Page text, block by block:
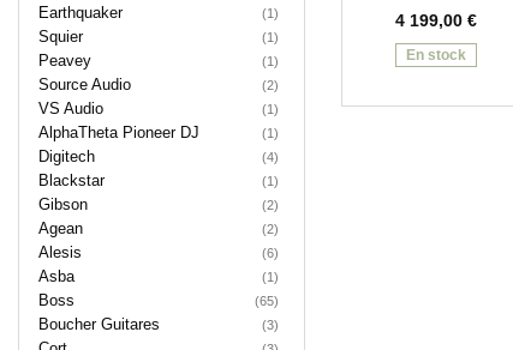
Earthquaker (1)
Squier (1)
Peavey (1)
Source Audio (2)
VS Audio (1)
AlphaTheta Pioneer DJ (1)
Digitech (4)
Blackstar (1)
Gibson (2)
Agean (2)
Alesis (6)
Asba (1)
Boss (65)
Boucher Guitares (3)
4 199,00 €
En stock